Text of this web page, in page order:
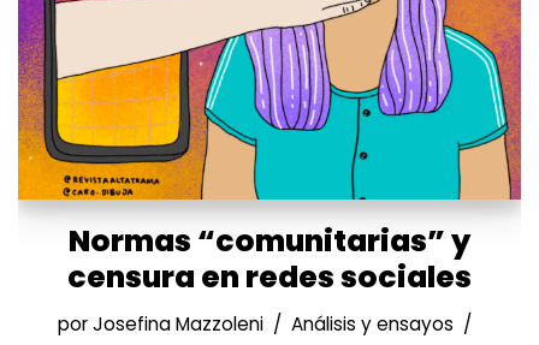
Normas “comunitarias” y
censura en redes sociales
porJosefina Mazzoleni Análisis y ensayos